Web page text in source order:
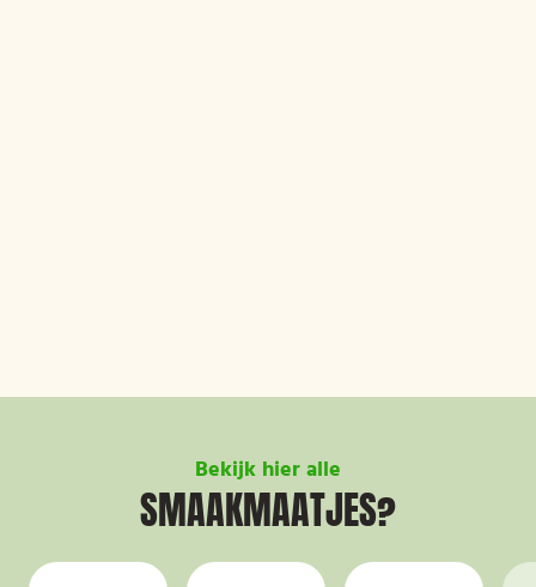
Bekijk hier alle
SMAAKMAATJES?